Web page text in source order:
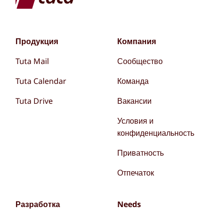
Продукция
Tuta Mail
Tuta Calendar
Tuta Drive
Компания
Сообщество
Команда
Вакансии
Условия и
конфиденциальность
Приватность
Отпечаток
Разработка
Needs